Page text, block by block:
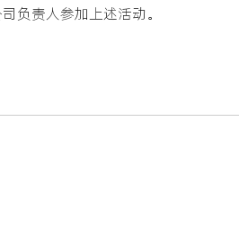
负责人参加上述活动。